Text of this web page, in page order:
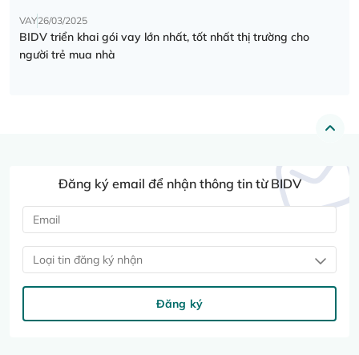
VAY26/03/2025
BIDV triển khai gói vay lớn nhất, tốt nhất thị trường cho
người trẻ mua nhà
Đăng ký email để nhận thông tin từ BIDV
Loại tin đăng ký nhận
Đăng ký